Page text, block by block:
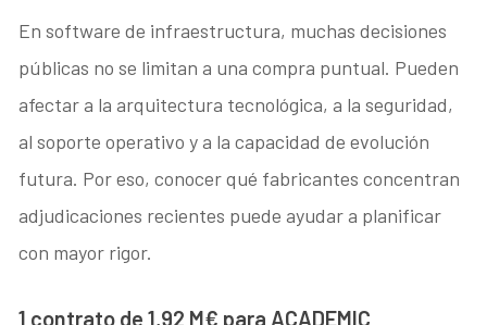
En software de infraestructura, muchas decisiones
públicas no se limitan a una compra puntual. Pueden
afectar a la arquitectura tecnológica, a la seguridad,
al soporte operativo y a la capacidad de evolución
futura. Por eso, conocer qué fabricantes concentran
adjudicaciones recientes puede ayudar a planificar
con mayor rigor.
1 contrato de 1,92 M€ para ACADEMIC